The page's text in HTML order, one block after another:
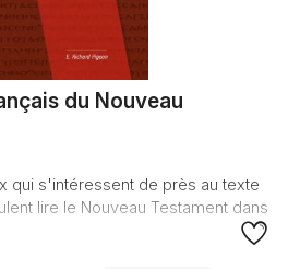
du Nouveau
qui s'intéressent de près au texte
lire le Nouveau Testament dans